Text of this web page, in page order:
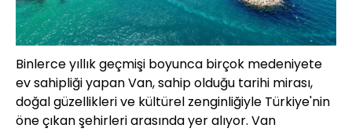
Binlerce yıllık geçmişi boyunca birçok medeniyete
ev sahipliği yapan Van, sahip olduğu tarihi mirası,
doğal güzellikleri ve kültürel zenginliğiyle Türkiye'nin
öne çıkan şehirleri arasında yer alıyor. Van